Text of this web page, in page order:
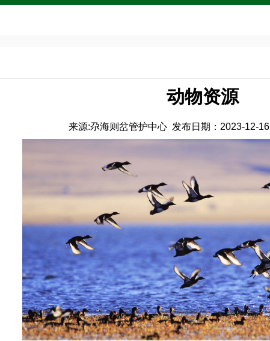
动物资源
来源:尕海则岔管护中心 发布日期： 2023-12-16